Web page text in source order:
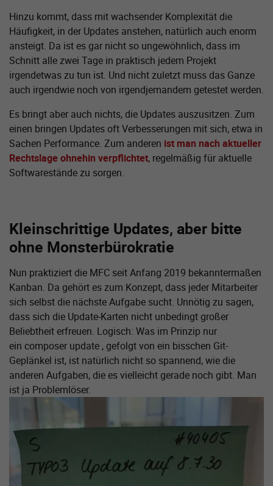
Hinzu kommt, dass mit wachsender Komplexität die
Häufigkeit, in der Updates anstehen, natürlich auch enorm
ansteigt. Da ist es gar nicht so ungewöhnlich, dass im
Schnitt alle zwei Tage in praktisch jedem Projekt
irgendetwas zu tun ist. Und nicht zuletzt muss das Ganze
auch irgendwie noch von irgendjemandem getestet werden.
Es bringt aber auch nichts, die Updates auszusitzen. Zum
einen bringen Updates oft Verbesserungen mit sich, etwa in
Sachen Performance. Zum anderen ist man nach aktueller
Rechtslage ohnehin verpflichtet, regelmäßig für aktuelle
Softwarestände zu sorgen.
Zeige größere Version von:
Kleinschrittige Updates, aber bitte
ohne Monsterbürokratie
Nun praktiziert die MFC seit Anfang 2019 bekanntermaßen
Kanban. Da gehört es zum Konzept, dass jeder Mitarbeiter
sich selbst die nächste Aufgabe sucht. Unnötig zu sagen,
dass sich die Update-Karten nicht unbedingt großer
Beliebtheit erfreuen. Logisch: Was im Prinzip nur
ein composer update , gefolgt von ein bisschen Git-
Geplänkel ist, ist natürlich nicht so spannend, wie die
anderen Aufgaben, die es vielleicht gerade noch gibt. Man
ist ja Problemlöser.